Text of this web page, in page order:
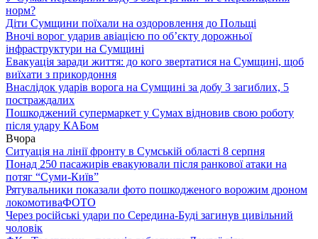
норм?
Діти Сумщини поїхали на оздоровлення до Польщі
Вночі ворог ударив авіацією по обʼєкту дорожньої
інфраструктури на Сумщині
Евакуація заради життя: до кого звертатися на Сумщині, щоб
виїхати з прикордоння
Внаслідок ударів ворога на Сумщині за добу 3 загиблих, 5
постраждалих
Пошкоджений супермаркет у Сумах відновив свою роботу
після удару КАБом
Вчора
Ситуація на лінії фронту в Сумській області 8 серпня
Понад 250 пасажирів евакуювали після ранкової атаки на
потяг “Суми-Київ”
Рятувальники показали фото пошкодженого ворожим дроном
локомотиваФОТО
Через російські удари по Середина-Буді загинув цивільний
чоловік